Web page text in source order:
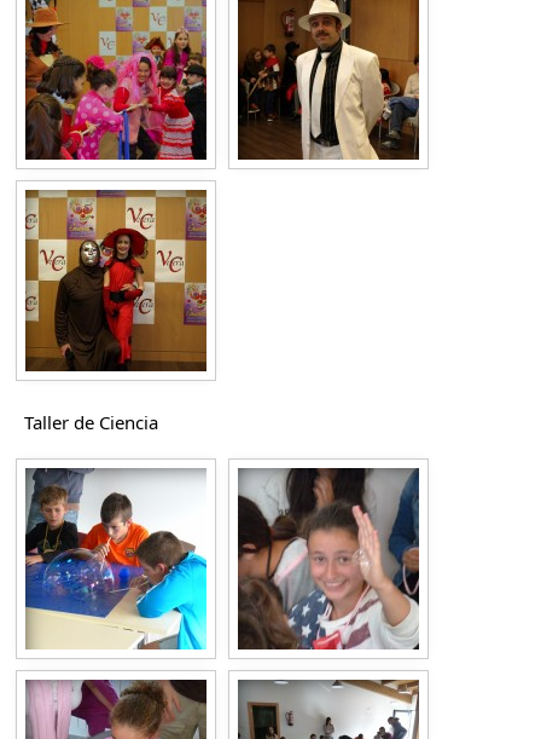
Taller de Ciencia